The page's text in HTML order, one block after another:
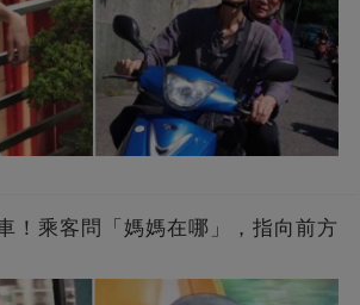
！乘客問「媽媽在哪」，指向前方